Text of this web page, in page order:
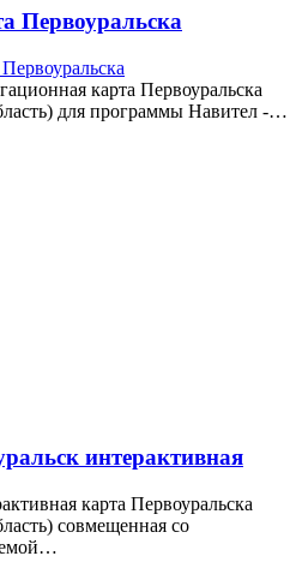
Первоуральска
карта Первоуральска
для программы Навител -…
интерактивная
карта Первоуральска
совмещенная со